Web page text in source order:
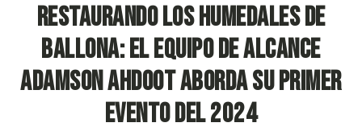
Restaurando los Humedales de
Ballona: El Equipo de Alcance
Adamson Ahdoot Aborda su Primer
Evento del 2024